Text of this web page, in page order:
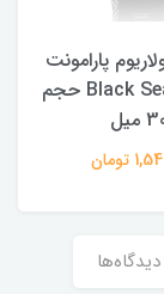
پارامونت
مدل Black Season حجم
تومان
دیدگاه‌ها